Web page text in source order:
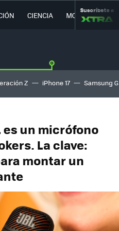
CIENCIA MOVILIDAD
Suscríbete a
Z iPhone 17 Samsung
es un micrófono
La clave:
montar un